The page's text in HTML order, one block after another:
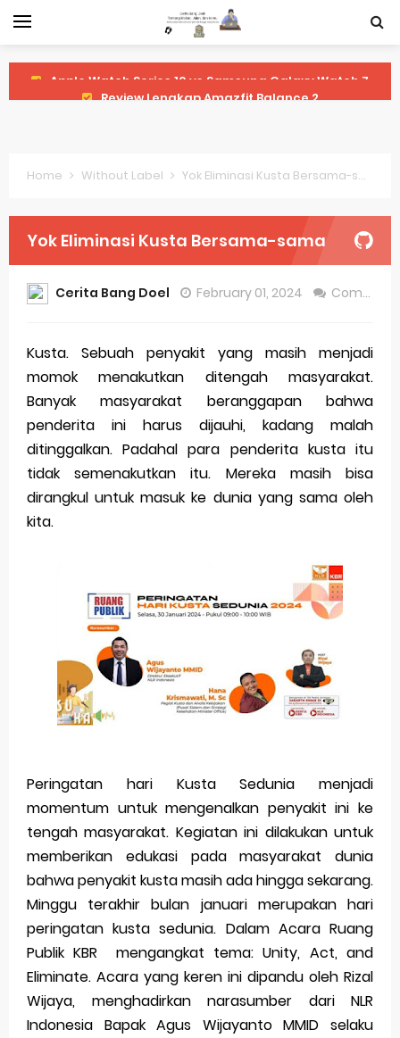
Review Lengkap Amazfit Balance 2
Review Lengkap Samsung Galaxy Watch 7
Perubahan Regulasi Merek Dagang
Sejarah Merek Dagang Terkenal
Evolusi Identitas Dagang
Review Lengkap Apple Watch Series 10
Merek Dagang dari Masa ke Masa
Perkembangan Merek Dagang Modern
Multinational Trademarks
dengan Kamera 200MP dan Baterai Tahan Lama
Review Vivo V70 FE: Smartphone Fan Edition dengan
Fitur Flagship Harga Lebih Bersahabat
Review Vivo V70: Smartphone Stylish dengan
Performa Seimbang di Kelasnya
Merek Dagang dalam Strategi Bisnis
Merek Dagang dalam Perusahaan Besar
Merek Dagang dan Investasi
Dampak Merek Dagang pada Persaingan
Trademark as a Business Asset
Global Trademark Protection System
Brand Adaptation Across Different Countries
Home Without Label Yok Eliminasi Kusta Bersama-sama
Yok Eliminasi Kusta Bersama-sama
Cerita Bang Doel February 01, 2024 Comment
Kusta. Sebuah penyakit yang masih menjadi
momok menakutkan ditengah masyarakat.
Banyak masyarakat beranggapan bahwa
penderita ini harus dijauhi, kadang malah
ditinggalkan. Padahal para penderita kusta itu
tidak semenakutkan itu. Mereka masih bisa
dirangkul untuk masuk ke dunia yang sama oleh
kita.
Peringatan hari Kusta Sedunia menjadi
momentum untuk mengenalkan penyakit ini ke
tengah masyarakat. Kegiatan ini dilakukan untuk
memberikan edukasi pada masyarakat dunia
bahwa penyakit kusta masih ada hingga sekarang.
Minggu terakhir bulan januari merupakan hari
peringatan kusta sedunia. Dalam Acara Ruang
Publik KBR mengangkat tema: Unity, Act, and
Eliminate. Acara yang keren ini dipandu oleh Rizal
Wijaya, menghadirkan narasumber dari NLR
Indonesia Bapak Agus Wijayanto MMID selaku